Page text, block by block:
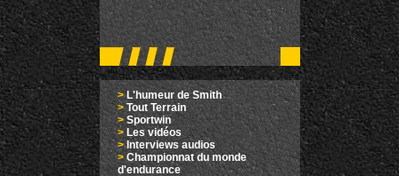
>L'humeur de Smith
> Tout Terrain
> Sportwin
> Les vidéos
> Interviews audios
>Championnat du monde
d'endurance